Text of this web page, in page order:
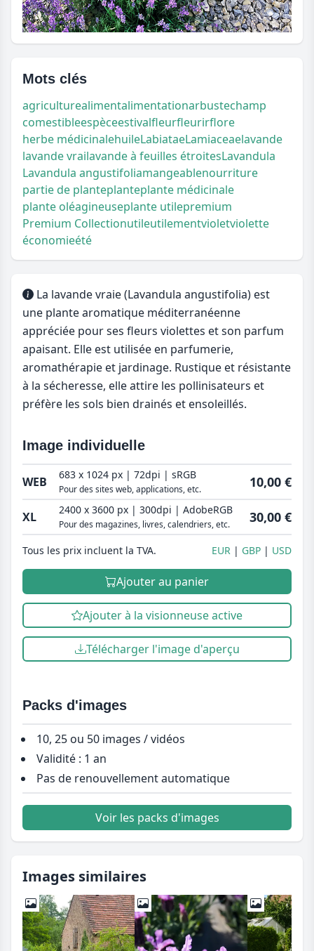
Mots clés
agriculturealimentalimentationarbustechamp
comestibleespèceestivalfleurfleurirflore
herbe médicinalehuileLabiataeLamiaceaelavande
lavande vrailavande à feuilles étroitesLavandula
Lavandula angustifoliamangeablenourriture
partie de planteplanteplante médicinale
plante oléagineuseplante utilepremium
Premium Collectionutileutilementvioletviolette
économieété
La lavande vraie (Lavandula angustifolia) est
une plante aromatique méditerranéenne
appréciée pour ses fleurs violettes et son parfum
apaisant. Elle est utilisée en parfumerie,
aromathérapie et jardinage. Rustique et résistante
à la sécheresse, elle attire les pollinisateurs et
préfère les sols bien drainés et ensoleillés.
Image individuelle
WEB 683 x 1024 px | 72dpi | sRGB
Pour des sites web, applications, etc. 10,00 €
XL 2400 x 3600 px | 300dpi | AdobeRGB
Pour des magazines, livres, calendriers, etc. 30,00 €
Tous les prix incluent la TVA. EUR GBP USD
Ajouter au panier
Ajouter à la visionneuse active
Télécharger l'image d'aperçu
Packs d'images
10, 25 ou 50 images / vidéos
Validité : 1 an
Pas de renouvellement automatique
Voir les packs d'images
Images similaires